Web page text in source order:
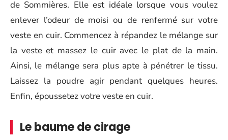
de Sommières. Elle est idéale lorsque vous voulez
enlever l’odeur de moisi ou de renfermé sur votre
veste en cuir. Commencez à répandez le mélange sur
la veste et massez le cuir avec le plat de la main.
Ainsi, le mélange sera plus apte à pénétrer le tissu.
Laissez la poudre agir pendant quelques heures.
Enfin, époussetez votre veste en cuir.
Le baume de cirage